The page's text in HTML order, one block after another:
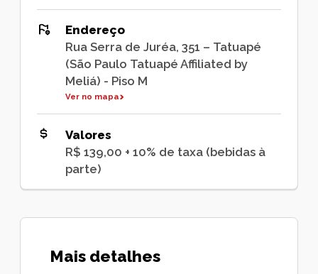
Endereço
Rua Serra de Juréa, 351 – Tatuapé
(São Paulo Tatuapé Affiliated by
Meliá) - Piso M
Ver no mapa
Valores
R$ 139,00 + 10% de taxa (bebidas à
parte)
Mais detalhes